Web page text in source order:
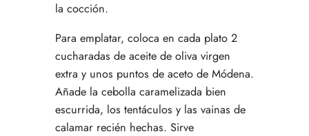
la cocción.
Para emplatar, coloca en cada plato 2
cucharadas de aceite de oliva virgen
extra y unos puntos de aceto de Módena.
Añade la cebolla caramelizada bien
escurrida, los tentáculos y las vainas de
calamar recién hechas. Sirve